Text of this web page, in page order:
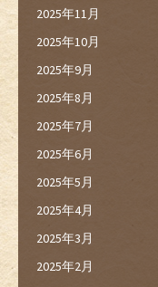
2025年11月
2025年10月
2025年9月
2025年8月
2025年7月
2025年6月
2025年5月
2025年4月
2025年3月
2025年2月